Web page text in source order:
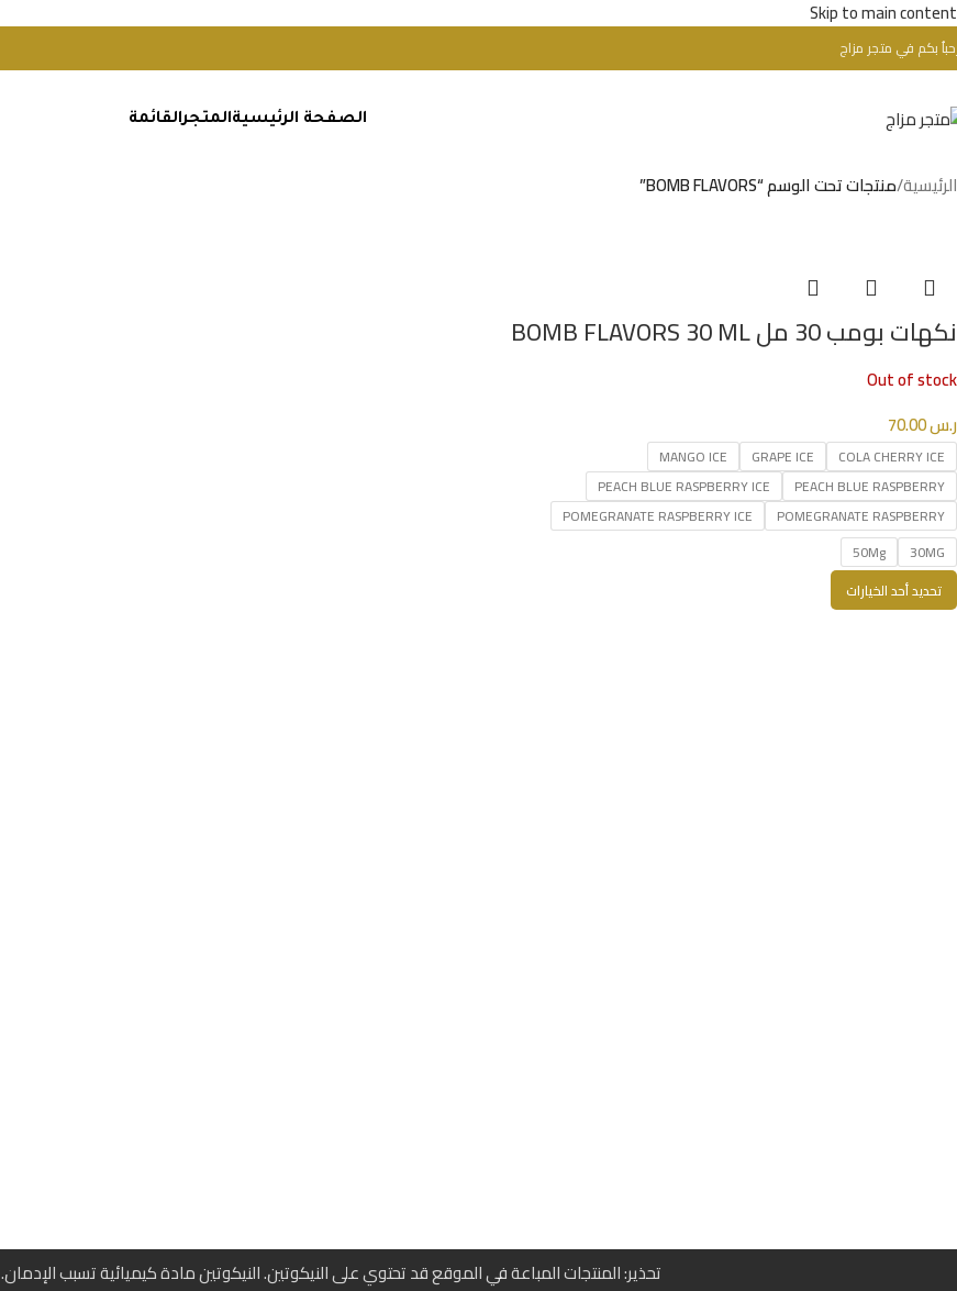
Skip to main content
تحذير : للبالغين فقط + 18 عام - WARINIG : Not For Sale For Minors
بكم في متجر مزاج
الصفحة الرئيسيةالمتجرالقائمة
الرئيسية/منتجات تحت الوسم “BOMB FLAVORS”
نكهات بومب 30 مل BOMB FLAVORS 30 ML
Out of stock
ر.س
COLA CHERRY ICE
GRAPE ICE
MANGO ICE
PEACH BLUE RASPBERRY
PEACH BLUE RASPBERRY ICE
POMEGRANATE RASPBERRY
POMEGRANATE RASPBERRY ICE
30MG
50Mg
تحديد أحد الخيارات
تحذير: المنتجات المباعة في الموقع قد تحتوي على النيكوتين. النيكوتين مادة كيميائية تسبب الإدمان.